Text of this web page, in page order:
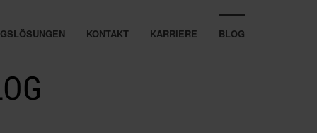
KONTAKT KARRIERE BLOG